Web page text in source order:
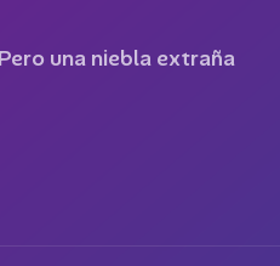
una niebla extraña